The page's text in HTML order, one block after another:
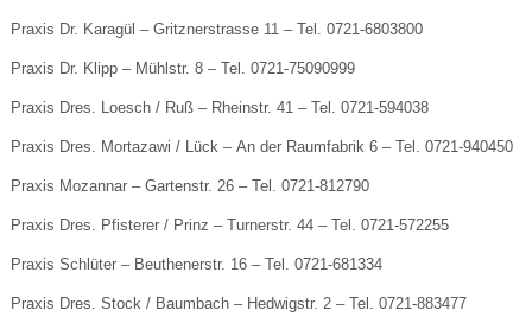
Praxis Dr. Karagül ‒ Gritznerstrasse 11 ‒ Tel. 0721-6803800
Praxis Dr. Klipp ‒ Mühlstr. 8 ‒ Tel. 0721-75090999
Praxis Dres. Loesch / Ruß ‒ Rheinstr. 41 ‒ Tel. 0721-594038
Praxis Dres. Mortazawi / Lück ‒ An der Raumfabrik 6 ‒ Tel. 0721-940450
Praxis Mozannar ‒ Gartenstr. 26 ‒ Tel. 0721-812790
Praxis Dres. Pfisterer / Prinz ‒ Turnerstr. 44 ‒ Tel. 0721-572255
Praxis Schlüter ‒ Beuthenerstr. 16 ‒ Tel. 0721-681334
Praxis Dres. Stock / Baumbach ‒ Hedwigstr. 2 ‒ Tel. 0721-883477